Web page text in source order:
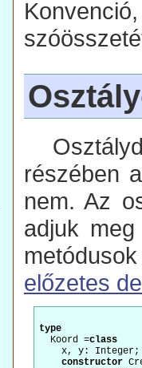
részében
nem. Az
adjuk
előzetes
type
  Koord =
class
    x, y: Integer;
constructor